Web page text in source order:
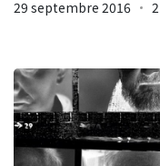
29 septembre 2016